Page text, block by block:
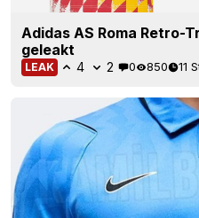
Adidas AS Roma Retro-
geleakt
LEAK 4 2 0 850 11